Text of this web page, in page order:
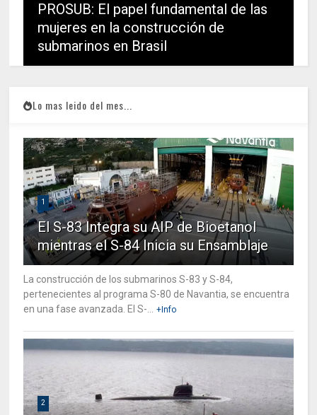
PROSUB: El papel fundamental de las
mujeres en la construcción de
submarinos en Brasil
Lo mas leido del mes...
1
El S-83 Integra su AIP de Bioetanol
mientras el S-84 Inicia su Ensamblaje
La construcción de los submarinos S-83 y S-84,
pertenecientes al programa S-80 de Navantia, se encuentra
en una fase avanzada. El S-... +Info
2